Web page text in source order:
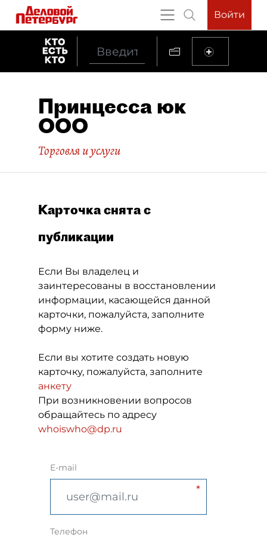
Войти
Принцесса юк
ООО
Торговля и услуги
Карточка снята с
публикации
Если Вы владелец и
заинтересованы в восстановлении
информации, касающейся данной
карточки, пожалуйста, заполните
форму ниже.
Если вы хотите создать новую
карточку, пожалуйста, заполните
анкету
При возникновении вопросов
обращайтесь по адресу
whoiswho@dp.ru
E-mail
Телефон